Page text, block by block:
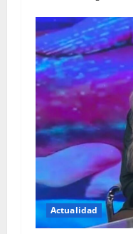
Actualidad